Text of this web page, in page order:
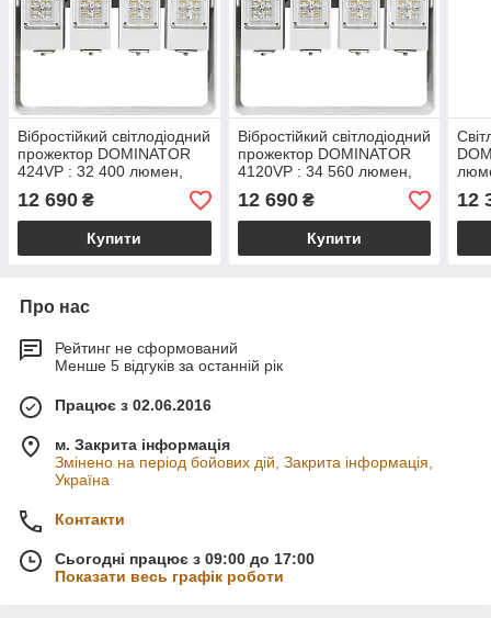
Вібростійкий світлодіодний
прожектор DOMINATOR
424VP : 32 400 люмен,
234 000 кандел
12 690 ₴
Купити
Вібростійкий світлодіодний
прожектор DOMINATOR
4120VP : 34 560 люмен,
11 000 кандел
12 690₴
Купити
12
Про нас
Рейтинг не сформований
Менше 5 відгуків за останній рік
Працює з 02.06.2016
м. Закрита інформація
Змінено на період бойових дій, Закрита інформація,
Україна
Контакти
Сьогодні працює з 09:00 до 17:00
Показати весь графік роботи